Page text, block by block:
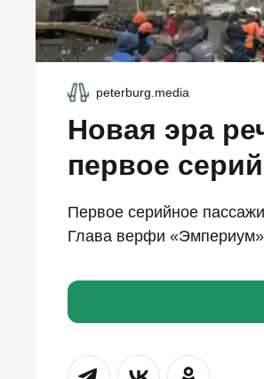
peterburg.media
Новая эра
первое
Первое серийное
Глава верфи